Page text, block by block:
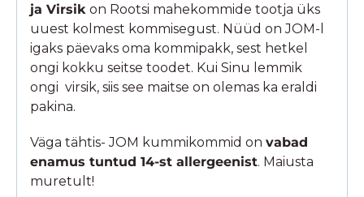
ja Virsikon Rootsi mahekommide tootja üks
uuest kolmest kommisegust. Nüüd on JOM-l
igaks päevaks oma kommipakk, sest hetkel
ongi kokku seitse toodet. Kui Sinu lemmik
ongi virsik, siis see maitse on olemas ka eraldi
pakina.
Väga tähtis- JOM kummikommid onvabad
enamus tuntud 14-st allergeenist. Maiusta
muretult!